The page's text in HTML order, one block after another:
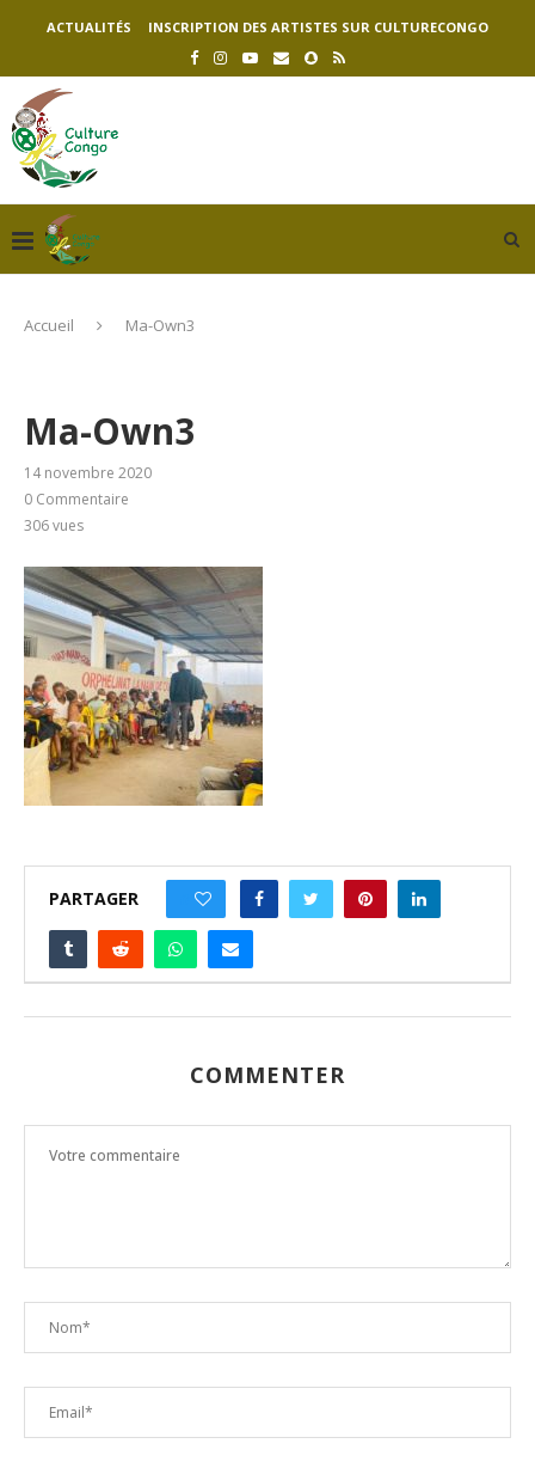
ACTUALITÉS INSCRIPTION DES ARTISTES SUR CULTURECONGO
Accueil Ma-Own3
Ma-Own3
14 novembre 2020
0 Commentaire
306vues
PARTAGER
COMMENTER